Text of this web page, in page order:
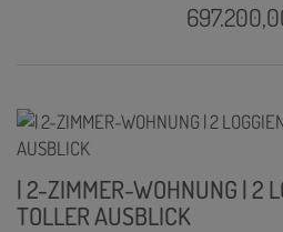
| 2-ZIMMER-WOHNUNG | 2
TOLLER AUSBLICK